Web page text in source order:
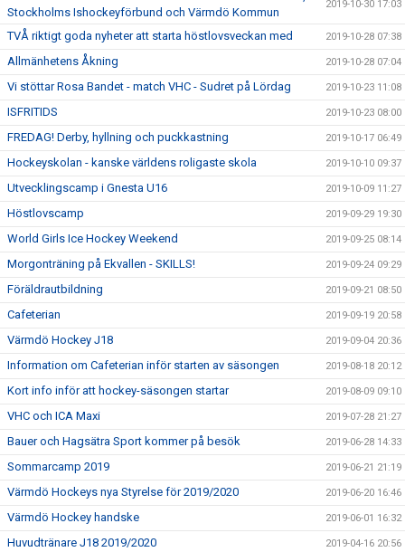
Stockholms Ishockeyförbund och Värmdö Kommun
2019-10-30 17:03
TVÅ riktigt goda nyheter att starta höstlovsveckan med 2019-10-28 07:38
Allmänhetens Åkning 2019-10-28 07:04
Vi stöttar Rosa Bandet - match VHC - Sudret på Lördag 2019-10-23 11:08
ISFRITIDS 2019-10-23 08:00
FREDAG! Derby, hyllning och puckkastning 2019-10-17 06:49
Hockeyskolan - kanske världens roligaste skola 2019-10-10 09:37
Utvecklingscamp i Gnesta U16 2019-10-09 11:27
Höstlovscamp 2019-09-29 19:30
World Girls Ice Hockey Weekend 2019-09-25 08:14
Morgonträning på Ekvallen - SKILLS! 2019-09-24 09:29
Föräldrautbildning 2019-09-21 08:50
Cafeterian 2019-09-19 20:58
Värmdö Hockey J18 2019-09-04 20:36
Information om Cafeterian inför starten av säsongen 2019-08-18 20:12
Kort info inför att hockey-säsongen startar 2019-08-09 09:10
VHC och ICA Maxi 2019-07-28 21:27
Bauer och Hagsätra Sport kommer på besök 2019-06-28 14:33
Sommarcamp 2019 2019-06-21 21:19
Värmdö Hockeys nya Styrelse för 2019/2020 2019-06-20 16:46
Värmdö Hockey handske 2019-06-01 16:32
Huvudtränare J18 2019/2020 2019-04-16 20:56